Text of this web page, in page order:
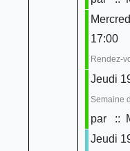
17:00
Rendez-
Jeudi
Semaine
par
::
Jeudi